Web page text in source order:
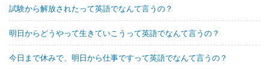
試験から解放されたって英語でなんて言うの？
明日からどうやって生きていこうって英語でなんて言うの？
今日まで休みで、明日から仕事ですって英語でなんて言うの？